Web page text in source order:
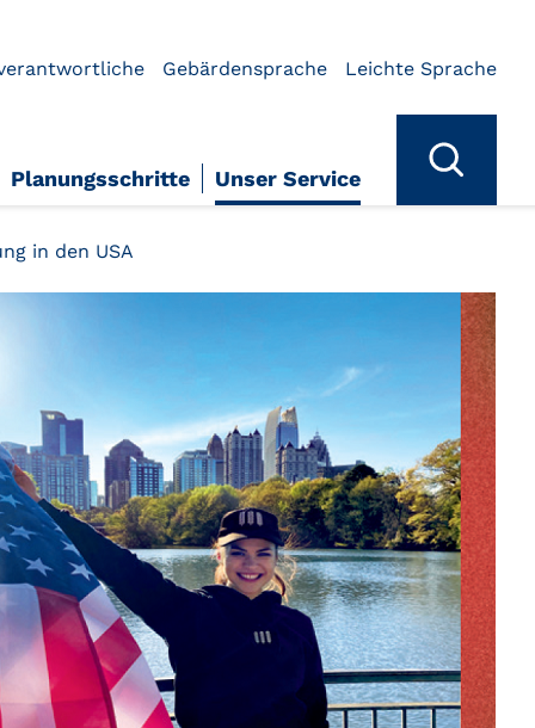
Gebärdensprache Leichte Sprache
Planungsschritte Unser Service
in den USA